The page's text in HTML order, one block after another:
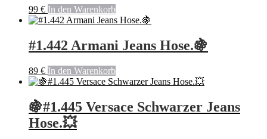
99 € In den Warenkorb
#1.442 Armani Jeans Hose.🍇
89 € In den Warenkorb
🍇#1.445 Versace Schwarzer Jeans
Hose.💥